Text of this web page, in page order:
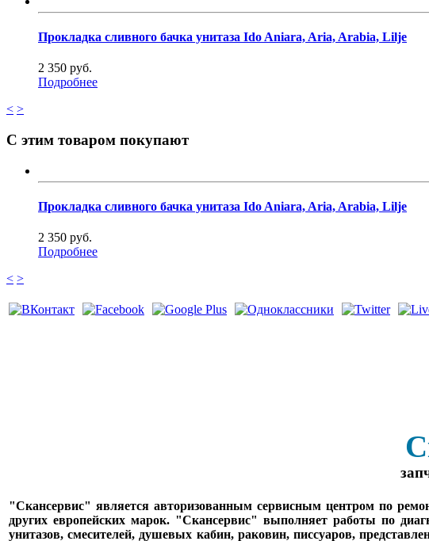
Прокладка сливного бачка унитаза Ido Aniara, Aria, Arabia, Lilje
2 350 руб.
Подробнее
< >
С этим товаром покупают
Прокладка сливного бачка унитаза Ido Aniara, Aria, Arabia, Lilje
2 350 руб.
Подробнее
< >
"Скансервис" является авторизованным сервисным центром по
других европейских марок. "Скансервис" выполняет работы по
унитазов, смесителей, душевых кабин, раковин, писсуаров,